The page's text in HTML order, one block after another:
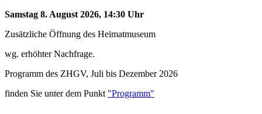
Samstag 8. August 2026, 14:30 Uhr
Zusätzliche Öffnung des Heimatmuseum
wg. erhöhter Nachfrage.
Programm des ZHGV, Juli bis Dezember 2026
finden Sie unter dem Punkt "Programm"